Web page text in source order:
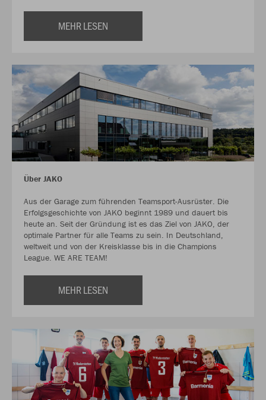
MEHR LESEN
Über JAKO
Aus der Garage zum führenden Teamsport-Ausrüster. Die
Erfolgsgeschichte von JAKO beginnt 1989 und dauert bis
heute an. Seit der Gründung ist es das Ziel von JAKO, der
optimale Partner für alle Teams zu sein. In Deutschland,
weltweit und von der Kreisklasse bis in die Champions
League. WE ARE TEAM!
MEHR LESEN